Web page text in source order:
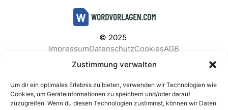
Zustimmung verwalten
Um dir ein optimales Erlebnis zu bieten, verwenden wir Technologien wie
Cookies, um Geräteinformationen zu speichern und/oder darauf
zuzugreifen. Wenn du diesen Technologien zustimmst, können wir Daten
© 2025
ImpressumDatenschutzCookiesAGB
Facebook
Instagram